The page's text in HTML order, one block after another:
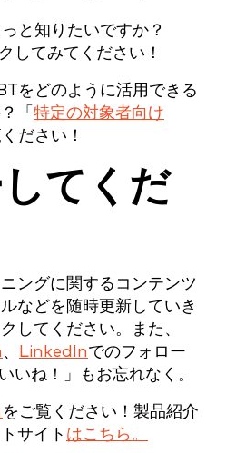
と知りたいですか？
してみてください！
をどのように活用できる
「 特定の対象者向け
ださい！
てくだ
ングに関するコンテンツ
などを随時更新していき
してください。また、
、 LinkedInでのフォロー
いね！」もお忘れなく。
をご覧ください！製品紹介
サイト はこちら。